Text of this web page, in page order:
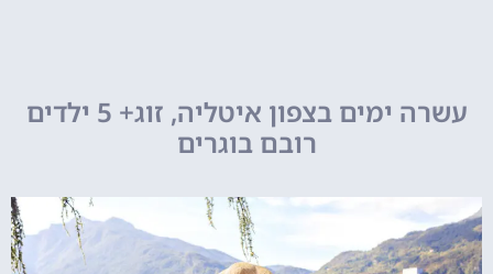
עשרה ימים בצפון איטליה, זוג+ 5 ילדים
רובם בוגרים